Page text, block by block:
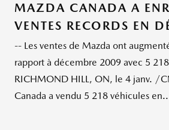
MAZDA CANADA A
VENTES RECORDS EN
-- Les ventes de Mazda ont
rapport à décembre 2009 avec 5
RICHMOND HILL, ON, le 4 janv. /
Canada a vendu 5 218 véhicules